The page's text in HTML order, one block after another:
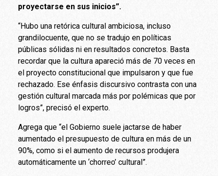
proyectarse en sus inicios”.
“Hubo una retórica cultural ambiciosa, incluso
grandilocuente, que no se tradujo en políticas
públicas sólidas ni en resultados concretos. Basta
recordar que la cultura apareció más de 70 veces en
el proyecto constitucional que impulsaron y que fue
rechazado. Ese énfasis discursivo contrasta con una
gestión cultural marcada más por polémicas que por
logros”, precisó el experto.
Agrega que “el Gobierno suele jactarse de haber
aumentado el presupuesto de cultura en más de un
90%, como si el aumento de recursos produjera
automáticamente un ‘chorreo’ cultural”.